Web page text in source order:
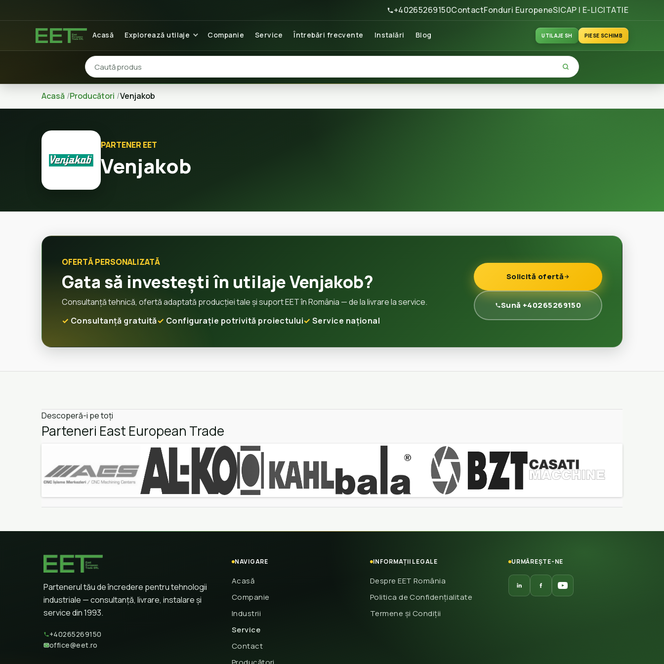
+40265269150ContactFonduri EuropeneSICAP | E-LICITATIE
Acasă Explorează utilaje Companie Service Întrebări frecvente Instalări Blog UTILAJE SH PIESE SCHIMB
Acasă Producători Venjakob
PARTENER EET
Venjakob
OFERTĂ PERSONALIZATĂ
Gata să investești în utilaje Venjakob?
Consultanță tehnică, ofertă adaptată producției tale și suport EET în România — de la livrare la service.
Consultanță gratuită
Configurație potrivită proiectului Service național
Solicită ofertă
Sună +40265269150
Descoperă-i pe toți
Parteneri East European Trade
Partenerul tău de încredere pentru tehnologii
industriale — consultanță, livrare, instalare și
service din 1993.
+40265269150
office@eet.ro
NAVIGARE
Acasă
Companie
Industrii
Service
Contact
INFORMAȚII LEGALE
Despre EET România
Politica de Confidențialitate
Termene și Condiții
URMĂREȘTE-NE